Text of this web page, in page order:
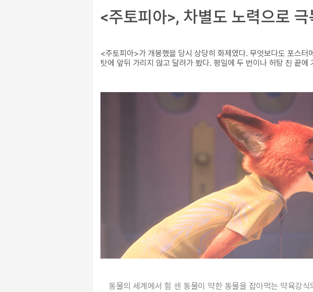
<주토피아>, 차별도 노력으로
<주토피아>가 개봉했을 당시 상당히 화제였다. 무엇보다도 포스
탓에 앞뒤 가리지 않고 달려가 봤다. 평일에 두 번이나 허탕 친 끝
동물의 세계에서 힘 센 동물이 약한 동물을 잡아먹는 약육강식의 시대는 한참 전에 지나갔다. 약한 초식동물이든, 힘센 육식동물이든, 노력한 대로